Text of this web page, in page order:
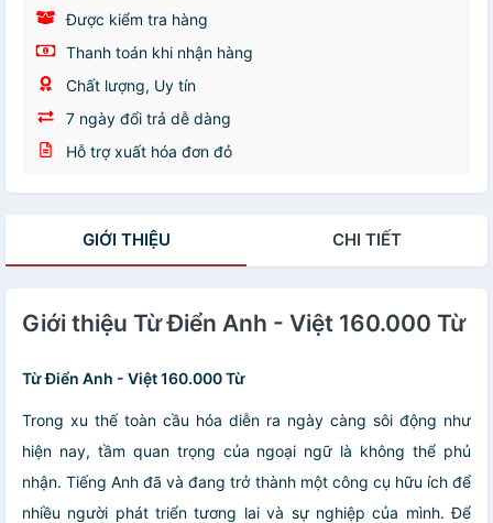
Được kiểm tra hàng
Thanh toán khi nhận hàng
Chất lượng, Uy tín
7 ngày đổi trả dễ dàng
Hỗ trợ xuất hóa đơn đỏ
GIỚI THIỆU CHI TIẾT
Giới thiệu Từ Điển Anh - Việt 160.000 Từ
Từ Điển Anh - Việt 160.000 Từ
Trong xu thế toàn cầu hóa diễn ra ngày càng sôi động như
hiện nay, tầm quan trọng của ngoại ngữ là không thể phủ
nhận. Tiếng Anh đã và đang trở thành một công cụ hữu ích để
nhiều người phát triển tương lai và sự nghiệp của mình. Để